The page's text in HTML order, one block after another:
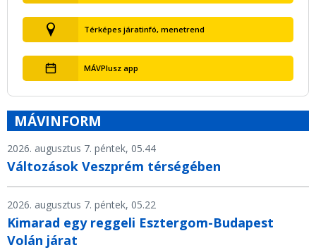
Térképes járatinfó, menetrend
MÁVPlusz app
MÁVINFORM
2026. augusztus 7. péntek, 05.44
Változások Veszprém térségében
2026. augusztus 7. péntek, 05.22
Kimarad egy reggeli Esztergom-Budapest
Volán járat